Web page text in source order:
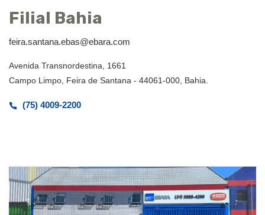
Filial Bahia
feira.santana.ebas@ebara.com
Avenida Transnordestina, 1661
Campo Limpo, Feira de Santana - 44061-000, Bahia.
(75) 4009-2200